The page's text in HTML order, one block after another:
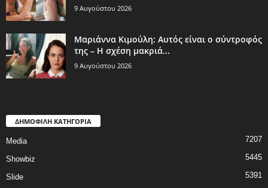
9 Αυγούστου 2026
Μαριάννα Κιμούλη: Αυτός είναι ο σύντροφός
της – Η σχέση μακριά...
9 Αυγούστου 2026
ΔΗΜΟΦΙΛΗ ΚΑΤΗΓΟΡΙΑ
Media 7207
Showbiz 5445
Slide 5391